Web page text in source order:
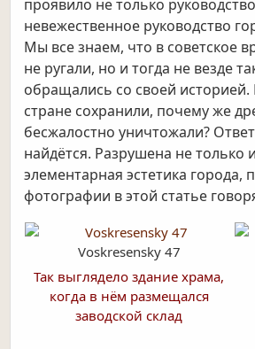
проявило не только
невежественное руководство
Мы все знаем, что в советское
не ругали, но и тогда не везде
обращались со своей историей.
стране сохранили, почему же
бесжалостно уничтожали?
найдётся. Разрушена не только
элементарная эстетика города,
фотографии в этой статье
Voskresensky 47
Так выглядело здание храма,
когда в нём размещался
заводской склад